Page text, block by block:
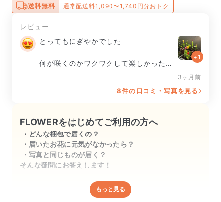
送料無料 通常配送料1,090〜1,740円分おトク
レビュー
とってもにぎやかでした
何が咲くのかワクワクして楽しかったで
+1
3ヶ月前
8件の口コミ・写真を見る
FLOWERをはじめてご利用の方へ
どんな梱包で届くの？
届いたお花に元気がなかったら？
写真と同じものが届く？
そんな疑問にお答えします！
どんな梱包で届くの？
もっと見る